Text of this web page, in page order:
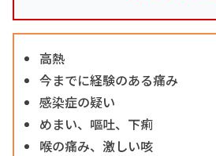
高熱
今までに経験のある痛み
感染症の疑い
めまい、嘔吐、下痢
喉の痛み、激しい咳